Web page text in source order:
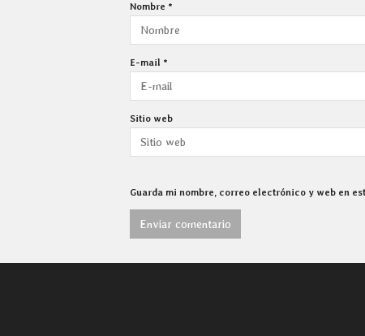
Nombre *
E-mail *
Sitio web
Guarda mi nombre, correo electrónico y web en